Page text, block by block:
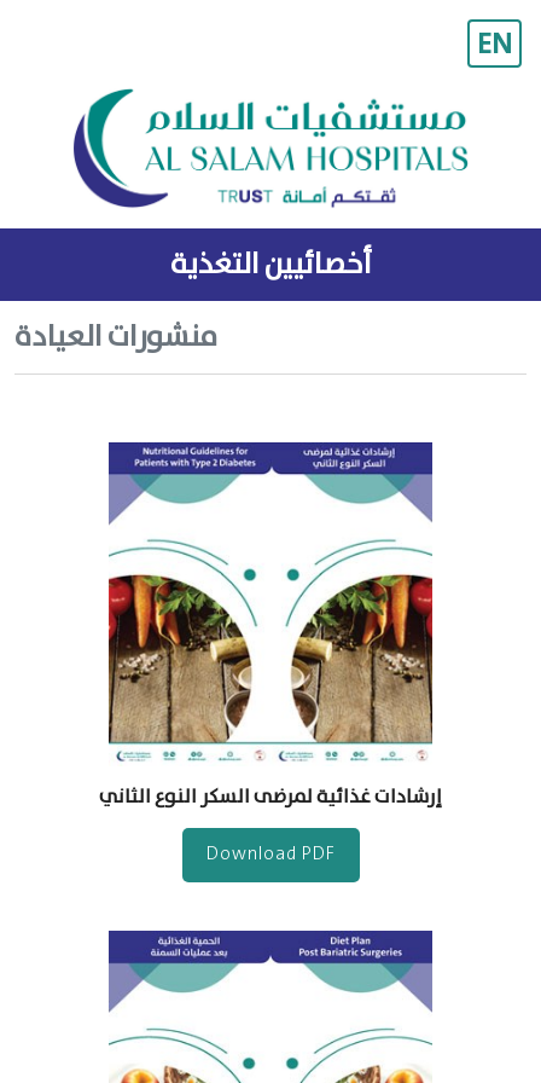
EN
أخصائيين التغذية
منشورات العيادة
إرشادات غذائية لمرضى السكر النوع الثاني
Download PDF